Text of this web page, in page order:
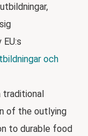
och
traditional
of the outlying
to durable food